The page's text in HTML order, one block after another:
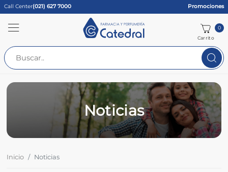
Call Center(021) 627 7000 Promociones
Carrito
0
Noticias
Inicio Noticias